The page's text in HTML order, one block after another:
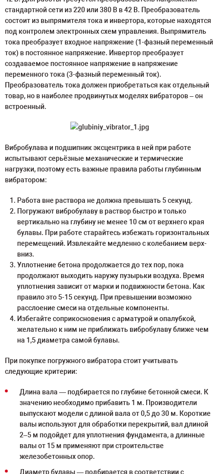
стандартной сети из 220 или 380 В в 42 В. Преобразователь
состоит из выпрямителя тока и инвертора, которые находятся
под контролем электронных схем управления. Выпрямитель
тока преобразует входное напряжение (1-фазный переменный
ток) в постоянное напряжение. Инвертор преобразует
создаваемое постоянное напряжение в напряжение
переменного тока (3-фазный переменный ток).
Преобразователь тока должен приобретаться как отдельный
товар, но в наиболее продвинутых моделях вибраторов – он
встроенный.
Вибробулава и подшипник эксцентрика в ней при работе
испытывают серьёзные механические и термические
нагрузки, поэтому есть важные правила работы глубинным
вибратором:
Работа вне раствора не должна превышать 5 секунд.
Погружают вибробулаву в раствор быстро и только
вертикально на глубину не менее 10 см от верхнего края
булавы. При работе старайтесь избежать горизонтальных
перемещений. Извлекайте медленно с колебанием верх-
вниз.
Уплотнение бетона продолжается до тех пор, пока
продолжают выходить наружу пузырьки воздуха. Время
уплотнения зависит от марки и подвижности бетона. Как
правило это 5-15 секунд. При превышении возможно
расслоение смеси на отдельные компоненты.
Избегайте соприкосновения с арматурой и опалубкой,
желательно к ним не приближать вибробулаву ближе чем
на 1,5 диаметра самой булавы.
При покупке погружного вибратора стоит учитывать
следующие критерии:
Длина вала — подбирается по глубине бетонной смеси. К
значению необходимо прибавить 1 м. Производители
выпускают модели с длиной вала от 0,5 до 30 м. Короткие
валы используют для обработки перекрытий, вал длиной
2–5 м подойдет для уплотнения фундамента, а длинные
валы от 15 м применяют при строительстве
железобетонных опор.
Диаметр булавы — подбирается в соответствии с